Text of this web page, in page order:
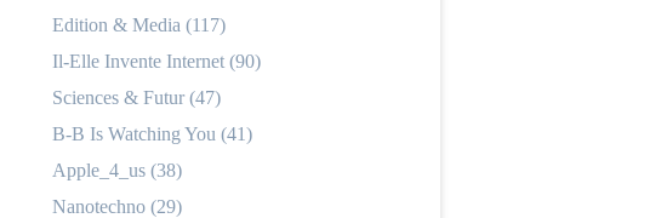
Edition & Media (117)
Il-Elle Invente Internet (90)
Sciences & Futur (47)
B-B Is Watching You (41)
Apple_4_us (38)
Nanotechno (29)